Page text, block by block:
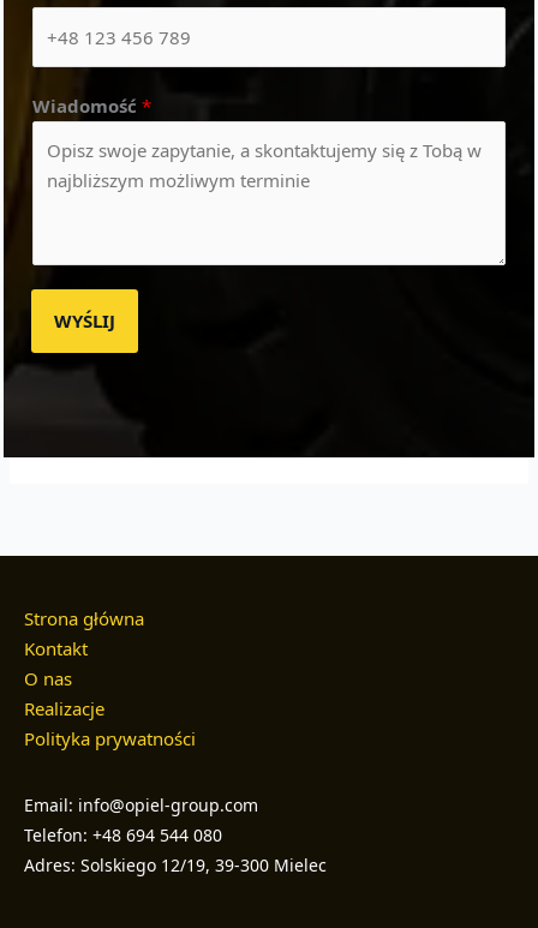
Wiadomość *
WYŚLIJ
Strona główna
Kontakt
O nas
Realizacje
Polityka prywatności
Email: info@opiel-group.com
Telefon: +48 694 544 080
Adres: Solskiego 12/19, 39-300 Mielec